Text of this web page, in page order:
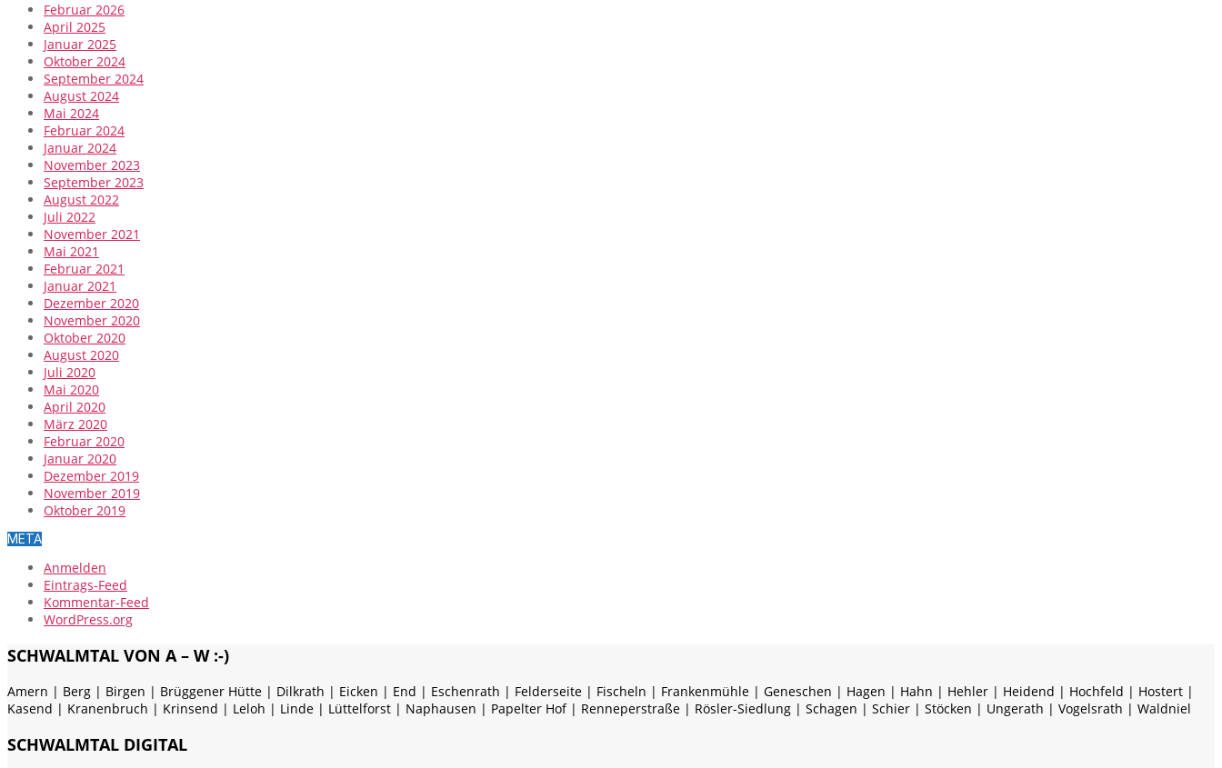
Februar 2026
April 2025
Januar 2025
Oktober 2024
September 2024
August 2024
Mai 2024
Februar 2024
Januar 2024
November 2023
September 2023
August 2022
Juli 2022
November 2021
Mai 2021
Februar 2021
Januar 2021
Dezember 2020
November 2020
Oktober 2020
August 2020
Juli 2020
Mai 2020
April 2020
März 2020
Februar 2020
Januar 2020
Dezember 2019
November 2019
Oktober 2019
META
Anmelden
Eintrags-Feed
Kommentar-Feed
WordPress.org
SCHWALMTAL VON A – W :-)
Amern | Berg | Birgen | Brüggener Hütte | Dilkrath | Eicken | End | Eschenrath | Felderseite | Fischeln | Frankenmühle | Geneschen | Hagen | Hahn | Hehler | Heidend | Hochfeld | Hostert |
Kasend | Kranenbruch | Krinsend | Leloh | Linde | Lüttelforst | Naphausen | Papelter Hof | Renneperstraße | Rösler-Siedlung | Schagen | Schier | Stöcken | Ungerath | Vogelsrath | Waldniel
SCHWALMTAL DIGITAL